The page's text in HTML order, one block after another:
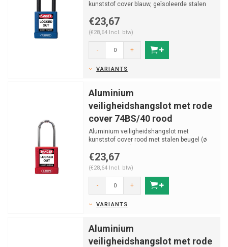
kunststof cover blauw, geïsoleerde stalen
€23,67
(€28,64 Incl. btw)
- +
VARIANTS
Aluminium
veiligheidshangslot met rode
cover 74BS/40 rood
Aluminium veiligheidshangslot met
kunststof cover rood met stalen beugel (ø
€23,67
(€28,64 Incl. btw)
- +
VARIANTS
Aluminium
veiligheidshangslot met rode